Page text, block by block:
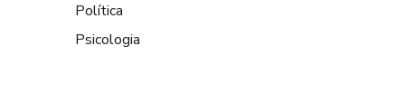
Política
Psicologia